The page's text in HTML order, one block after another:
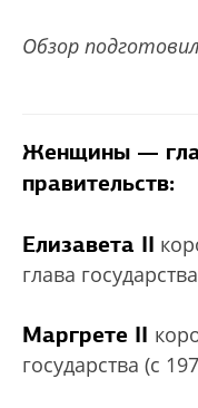
Обзор
Женщины —
правительств:
Елизавета II
глава
Маргрете II
государства (с